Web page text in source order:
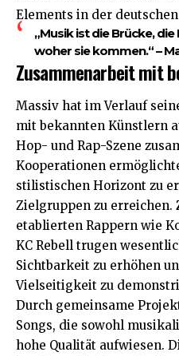
Elements in der
„Musik ist die Brücke,
woher sie kommen.“ –
Zusammenarbeit mit
Massiv hat im Verlauf
mit bekannten Künstlern
Hop- und Rap-Szene
Kooperationen
stilistischen Horizont zu
Zielgruppen zu erreichen.
etablierten Rappern wie
KC Rebell trugen
Sichtbarkeit zu erhöhen
Vielseitigkeit zu
Durch gemeinsame
Songs, die sowohl
hohe Qualität aufwiesen.